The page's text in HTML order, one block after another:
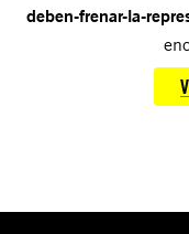
deben-frenar-la-